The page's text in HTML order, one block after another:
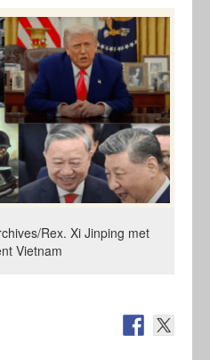
Rex. Xi Jinping met
Vietnam